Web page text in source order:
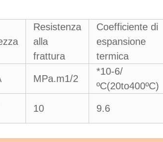
Resistenza
alla
frattura
Coefficiente di
espansione
termica
MPa.m1/2
*10-6/
ºC(20to400ºC)
10 9.6